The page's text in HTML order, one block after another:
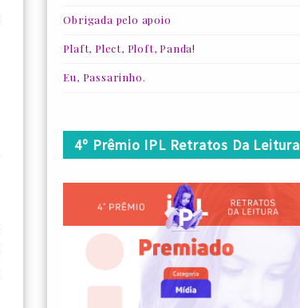
Obrigada pelo apoio
Plaft, Plect, Ploft, Panda!
Eu, Passarinho.
4º Prêmio IPL Retratos Da Leitura